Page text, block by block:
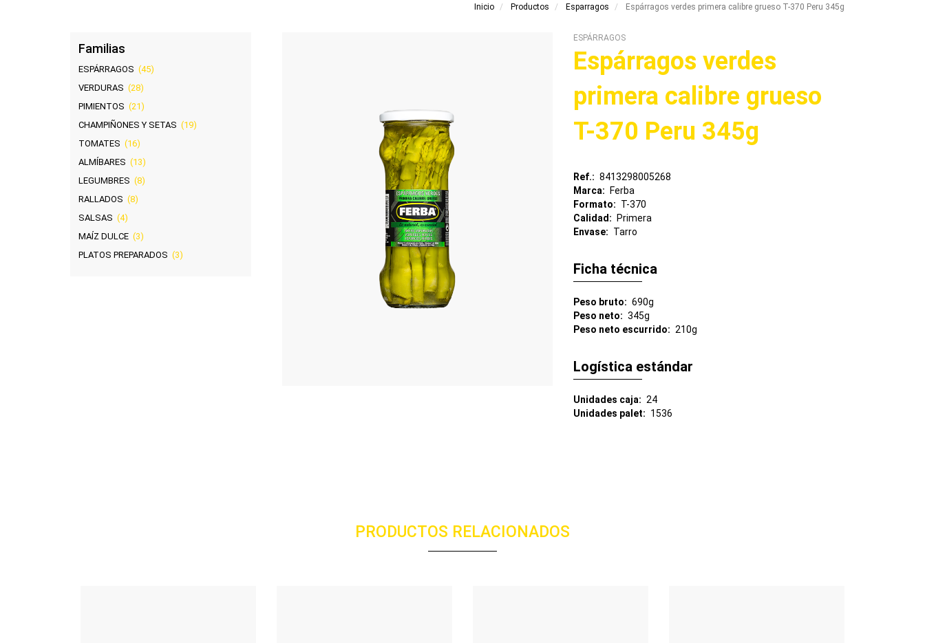
Inicio Productos Esparragos Espárragos verdes primera calibre grueso T-370 Peru 345g
Familias
ESPÁRRAGOS (45)
VERDURAS (28)
PIMIENTOS (21)
CHAMPIÑONES Y SETAS (19)
TOMATES (16)
ALMÍBARES (13)
LEGUMBRES (8)
RALLADOS (8)
SALSAS (4)
MAÍZ DULCE (3)
PLATOS PREPARADOS (3)
ESPÁRRAGOS
Espárragos verdes
primera calibre grueso
T-370 Peru 345g
Ref.
8413298005268
Marca
Ferba
Formato
T-370
Calidad
Primera
Envase
Tarro
Ficha técnica
Peso bruto
690g
Peso neto
345g
Peso neto escurrido
210g
Logística estándar
Unidades caja
24
Unidades palet
1536
PRODUCTOS RELACIONADOS